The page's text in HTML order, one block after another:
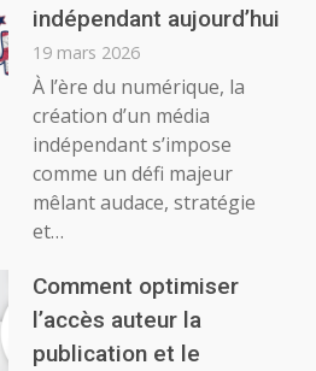
indépendant aujourd’hui
19 mars 2026
À l’ère du numérique, la
création d’un média
indépendant s’impose
comme un défi majeur
mêlant audace, stratégie
et…
Comment optimiser
l’accès auteur la
publication et le